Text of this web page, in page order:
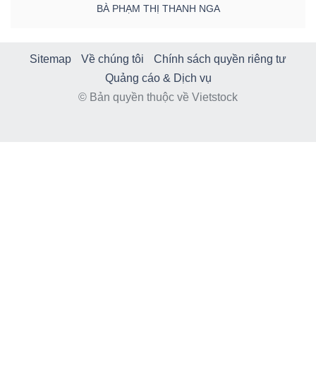
BÀ PHẠM THỊ THANH NGA
Sitemap Về chúng tôi
Chính sách quyền riêng tư
Quảng cáo & Dịch vụ
© Bản quyền thuộc về Vietstock